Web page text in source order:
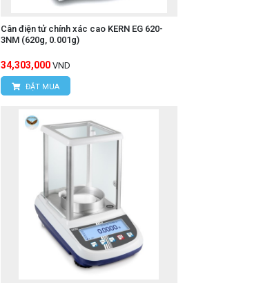
Cân điện tử chính xác cao KERN EG 620-
3NM (620g, 0.001g)
34,303,000 VND
ĐẶT MUA